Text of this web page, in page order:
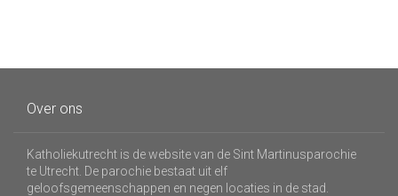
Over ons
Katholiekutrecht is de website van de Sint Martinusparochie
te Utrecht. De parochie bestaat uit elf
geloofsgemeenschappen en negen locaties in de stad.